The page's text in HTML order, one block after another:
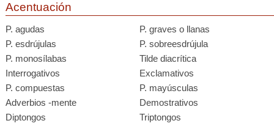
Acentuación
P. agudas
P. graves o llanas
P. esdrújulas
P. sobreesdrújula
P. monosílabas
Tilde diacrítica
Interrogativos
Exclamativos
P. compuestas
P. mayúsculas
Adverbios -mente
Demostrativos
Diptongos
Triptongos